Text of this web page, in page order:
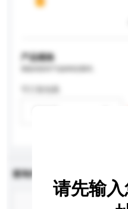
产品规格
查询内容
请先输